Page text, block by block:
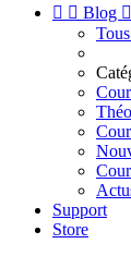
  Blog 
Support
Store